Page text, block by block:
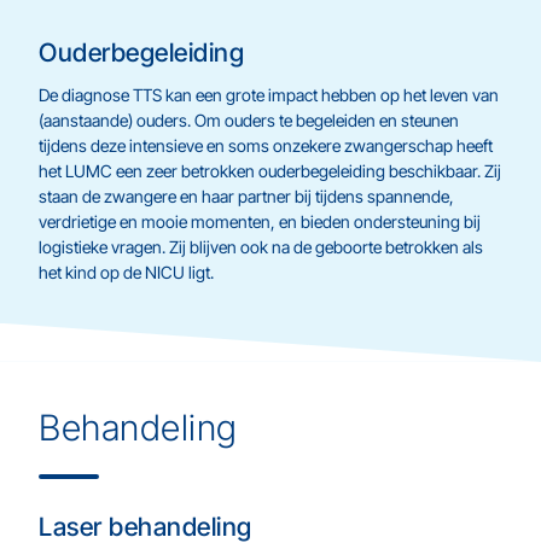
Ouderbegeleiding
De diagnose TTS kan een grote impact hebben op het leven van
(aanstaande) ouders. Om ouders te begeleiden en steunen
tijdens deze intensieve en soms onzekere zwangerschap heeft
het LUMC een zeer betrokken ouderbegeleiding beschikbaar. Zij
staan de zwangere en haar partner bij tijdens spannende,
verdrietige en mooie momenten, en bieden ondersteuning bij
logistieke vragen. Zij blijven ook na de geboorte betrokken als
het kind op de NICU ligt.
Behandeling
Laser behandeling